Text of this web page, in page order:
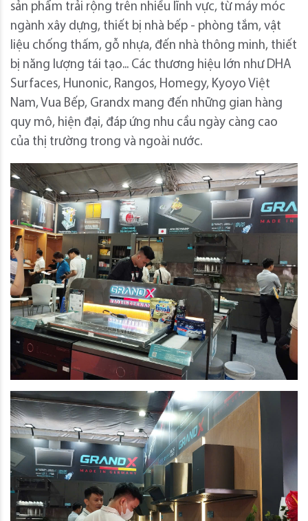
sản phẩm trải rộng trên nhiều lĩnh vực, từ máy móc
ngành xây dựng, thiết bị nhà bếp - phòng tắm, vật
liệu chống thấm, gỗ nhựa, đến nhà thông minh, thiết
bị năng lượng tái tạo... Các thương hiệu lớn như DHA
Surfaces, Hunonic, Rangos, Homegy, Kyoyo Việt
Nam, Vua Bếp, Grandx mang đến những gian hàng
quy mô, hiện đại, đáp ứng nhu cầu ngày càng cao
của thị trường trong và ngoài nước.